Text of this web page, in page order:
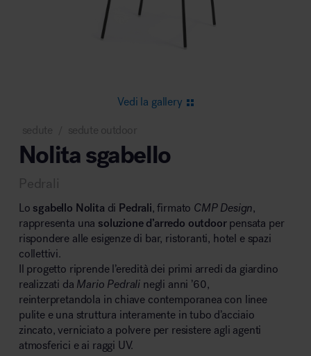
Area riunione e convegni
Area lounge e attesa
Area outdoor
Vedi la gallery
sedute sedute outdoor
Nolita sgabello
Pedrali
Lo sgabello Nolita di Pedrali, firmato CMP Design,
rappresenta una soluzione d’arredo outdoorpensata per
rispondere alle esigenze di bar, ristoranti, hotel e spazi
collettivi.
Il progetto riprende l’eredità dei primi arredi da giardino
realizzati da Mario Pedrali negli anni ’60,
reinterpretandola in chiave contemporanea con linee
pulite e una struttura interamente in tubo d’acciaio
zincato, verniciato a polvere per resistere agli agenti
atmosferici e ai raggi UV.